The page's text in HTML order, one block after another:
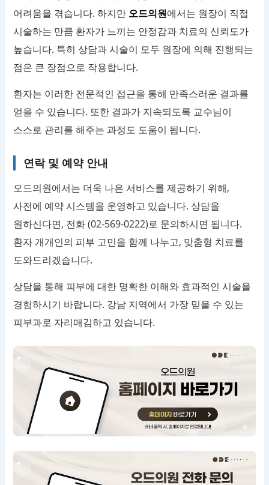
어려움을 겪습니다. 하지만 오드의원에서는 원장이 직접
시술하는 만큼 환자가 느끼는 안정감과 치료의 신뢰도가
높습니다. 특히 상담과 시술이 모두 원장에 의해 진행되는
점은 큰 장점으로 작용합니다.
환자는 이러한 전문적인 접근을 통해 만족스러운 결과를
얻을 수 있습니다. 또한 결과가 지속되도록 교수님이
스스로 관리를 해주는 과정도 도움이 됩니다.
연락 및 예약 안내
오드의원에서는 더욱 나은 서비스를 제공하기 위해,
사전에 예약 시스템을 운영하고 있습니다. 상담을
원하신다면, 전화 (02-569-0222)로 문의하시면 됩니다.
환자 개개인의 피부 고민을 함께 나누고, 맞춤형 치료를
도와드리겠습니다.
상담을 통해 피부에 대한 명확한 이해와 효과적인 시술을
경험하시기 바랍니다. 강남 지역에서 가장 믿을 수 있는
피부과로 자리매김하고 있습니다.